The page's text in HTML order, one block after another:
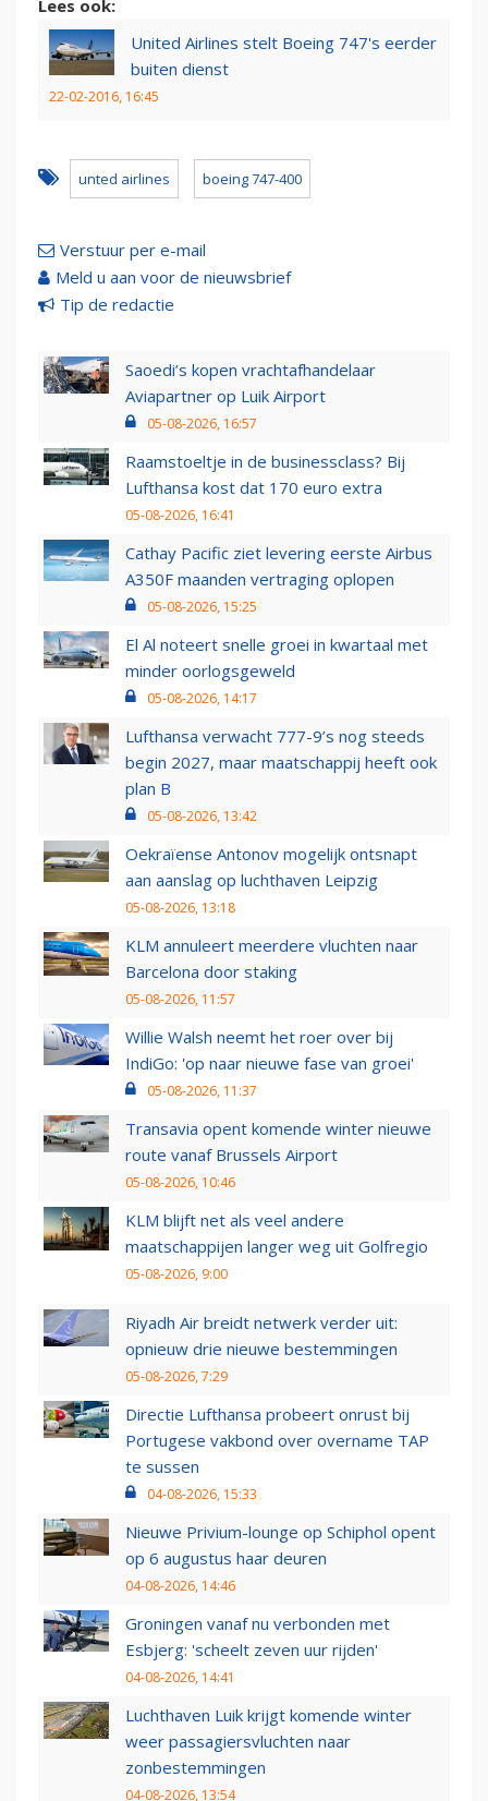
Lees ook:
United Airlines stelt Boeing 747's eerder
buiten dienst
22-02-2016, 16:45
unted airlines boeing 747-400
Verstuur per e-mail
Meld u aan voor de nieuwsbrief
Tip de redactie
Saoedi’s kopen vrachtafhandelaar
Aviapartner op Luik Airport
05-08-2026, 16:57
Raamstoeltje in de businessclass? Bij
Lufthansa kost dat 170 euro extra
05-08-2026, 16:41
Cathay Pacific ziet levering eerste Airbus
A350F maanden vertraging oplopen
05-08-2026, 15:25
El Al noteert snelle groei in kwartaal met
minder oorlogsgeweld
05-08-2026, 14:17
Lufthansa verwacht 777-9’s nog steeds
begin 2027, maar maatschappij heeft ook
plan B
05-08-2026, 13:42
Oekraïense Antonov mogelijk ontsnapt
aan aanslag op luchthaven Leipzig
05-08-2026, 13:18
KLM annuleert meerdere vluchten naar
Barcelona door staking
05-08-2026, 11:57
Willie Walsh neemt het roer over bij
IndiGo: 'op naar nieuwe fase van groei'
05-08-2026, 11:37
Transavia opent komende winter nieuwe
route vanaf Brussels Airport
05-08-2026, 10:46
KLM blijft net als veel andere
maatschappijen langer weg uit Golfregio
05-08-2026, 9:00
Riyadh Air breidt netwerk verder uit:
opnieuw drie nieuwe bestemmingen
05-08-2026, 7:29
Directie Lufthansa probeert onrust bij
Portugese vakbond over overname TAP
te sussen
04-08-2026, 15:33
Nieuwe Privium-lounge op Schiphol opent
op 6 augustus haar deuren
04-08-2026, 14:46
Groningen vanaf nu verbonden met
Esbjerg: 'scheelt zeven uur rijden'
04-08-2026, 14:41
Luchthaven Luik krijgt komende winter
weer passagiersvluchten naar
zonbestemmingen
04-08-2026, 13:54